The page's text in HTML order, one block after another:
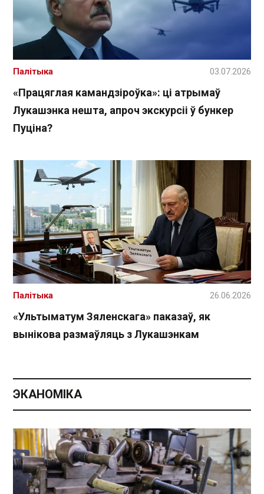
«Працяглая камандзіроўка»: ці атрымаў
Лукашэнка нешта, апроч экскурсіі ў бункер
Пуціна?
Палітыка 03.07.2026
«Ультыматум Зяленскага» паказаў, як
вынікова размаўляць з Лукашэнкам
Палітыка 26.06.2026
ЭКАНОМІКА